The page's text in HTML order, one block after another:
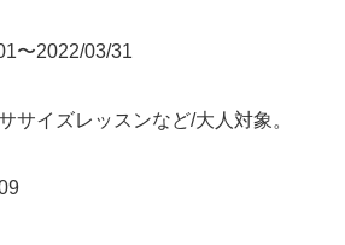
〜2022/03/31
サイズレッスンなど/大人対象。